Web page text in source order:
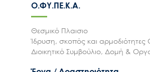
Ο.ΦΥ.ΠΕ.Κ.Α.
Θεσμικό Πλαισιο
Ίδρυση, σκοπός και
Διοικητικό Συμβούλιο, Δομή &